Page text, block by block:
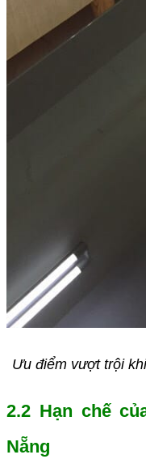
Ưu điểm vượt trội
2.2 Hạn chế
Nẵng